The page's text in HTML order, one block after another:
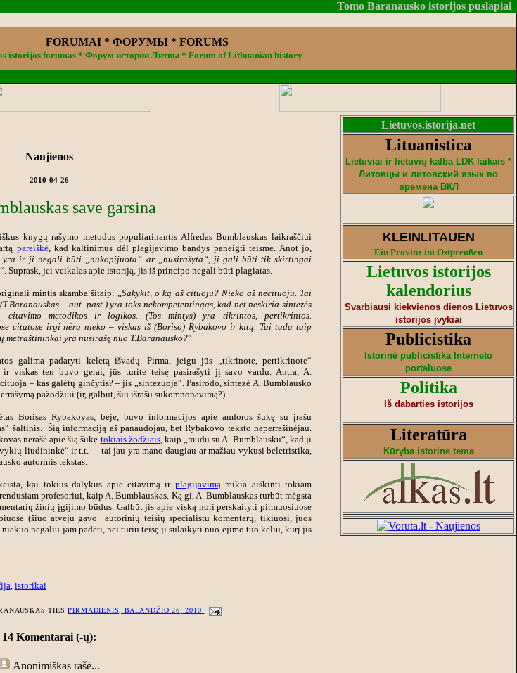
Tomo Baranausko istorijos puslapiai
FORUMAI * ФОРУМЫ * FORUMS
istorijos forumas * Форум истории Литвы * Forum of Lithuanian history
Naujienos
2010-04-26
save garsina
knygų rašymo metodus populiarinantis Alfredas Bumblauskas laikraščiui
pareiškė, kad kaltinimus dėl plagijavimo bandys paneigti teisme. Anot jo,
yra ir ji negali būti „nukopijuota“ ar „nusirašyta“, ji gali būti tik skirtingai
“. Suprask, jei veikalas apie istoriją, jis iš principo negali būti plagiatas.
mintis skamba šitaip: „Sakykit, o ką aš cituoju? Nieko aš necituoju. Tai
– aut. past.) yra toks nekompetentingas, kad net neskiria sintezės
citavimo metodikos ir logikos. (Tos mintys) yra tikrintos, pertikrintos.
citatose irgi nėra nieko – viskas iš (Boriso) Rybakovo ir kitų. Tai tada taip
metraštininkai yra nusirašę nuo T.Baranausko?“
galima padaryti keletą išvadų. Pirma, jeigu jūs „tikrinote, pertikrinote“
ir viskas ten buvo gerai, jūs turite teisę pasirašyti jį savo vardu. Antra, A.
– kas galėtų ginčytis? – jis „sintezuoja“. Pasirodo, sintezė A. Bumblausko
pažodžiui (ir, galbūt, šių išrašų sukomponavimą?).
Borisas Rybakovas, beje, buvo informacijos apie amforos šukę su įrašu
šaltinis. Šią informaciją aš panaudojau, bet Rybakovo teksto neperrašinėjau.
nerašė apie šią šukę tokiais žodžiais, kaip „mudu su A. Bumblausku“, kad ji
liudininkė“ ir t.t. – tai jau yra mano daugiau ar mažiau vykusi beletristika,
autorinis tekstas.
kai tokius dalykus apie citavimą ir plagijavimą reikia aiškinti tokiam
profesoriui, kaip A. Bumblauskas. Ką gi, A. Bumblauskas turbūt mėgsta
žinių įgijimo būdus. Galbūt jis apie viską nori perskaityti pirmuosiuose
(šiuo atveju gavo autorinių teisių specialistų komentarų, tikiuosi, juos
niekuo negaliu jam padėti, nei turiu teisę jį sulaikyti nuo ėjimo tuo keliu, kurį jis
, istorikai
TIESPIRMADIENIS, BALANDŽIO 26, 2010
14 Komentarai (-ų):
Anonimiškasrašė...
Lietuvos.istorija.net
Lituanistica
Lietuviai ir lietuvių kalba LDK laikais *
Литовцы и литовский язык во
времена ВКЛ
KLEINLITAUEN
Ein Provinz im Ostpreußen
Lietuvos istorijos
kalendorius
Svarbiausi kiekvienos dienos Lietuvos
istorijos įvykiai
Publicistika
Istorinė publicistika Interneto
portaluose
Politika
Iš dabarties istorijos
Literatūra
Kūryba istorine tema